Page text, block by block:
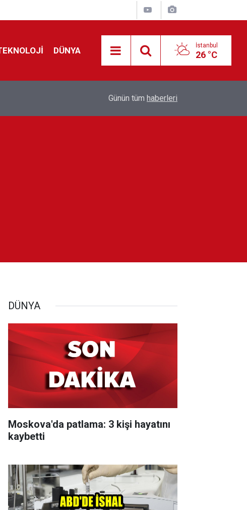
DÜNYA İstanbul
26 °C
Feridun Düzağaç sahnelere ara verdi: ''En az
Günün tüm haberleri
DÜNYA
Moskova'da patlama: 3 kişi hayatını
kaybetti